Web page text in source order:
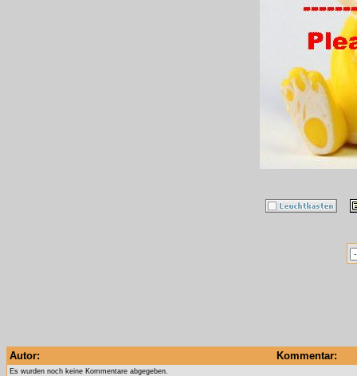
Autor: Kommentar:
Es wurden noch keine Kommentare abgegeben.